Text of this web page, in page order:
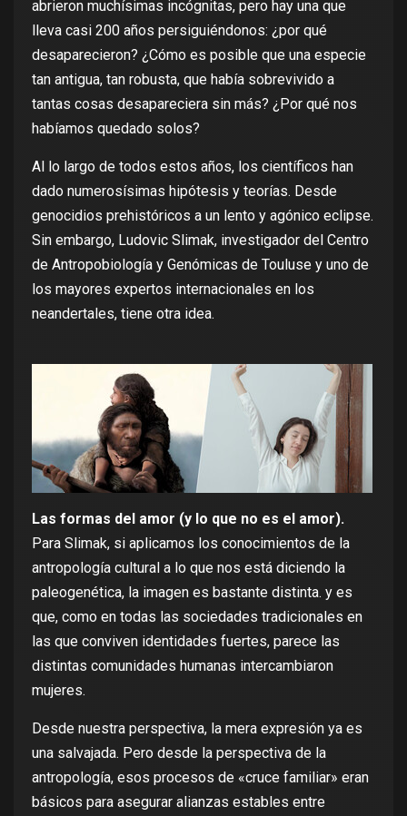
abrieron muchísimas incógnitas, pero hay una que
lleva casi 200 años persiguiéndonos: ¿por qué
desaparecieron? ¿Cómo es posible que una especie
tan antigua, tan robusta, que había sobrevivido a
tantas cosas desapareciera sin más? ¿Por qué nos
habíamos quedado solos?
Al lo largo de todos estos años, los científicos han
dado numerosísimas hipótesis y teorías. Desde
genocidios prehistóricos a un lento y agónico eclipse.
Sin embargo, Ludovic Slimak, investigador del Centro
de Antropobiología y Genómicas de Touluse y uno de
los mayores expertos internacionales en los
neandertales, tiene otra idea.
Las formas del amor (y lo que no es el amor).
Para Slimak, si aplicamos los conocimientos de la
antropología cultural a lo que nos está diciendo la
paleogenética, la imagen es bastante distinta. y es
que, como en todas las sociedades tradicionales en
las que conviven identidades fuertes, parece las
distintas comunidades humanas intercambiaron
mujeres.
Desde nuestra perspectiva, la mera expresión ya es
una salvajada. Pero desde la perspectiva de la
antropología, esos procesos de «cruce familiar» eran
básicos para asegurar alianzas estables entre